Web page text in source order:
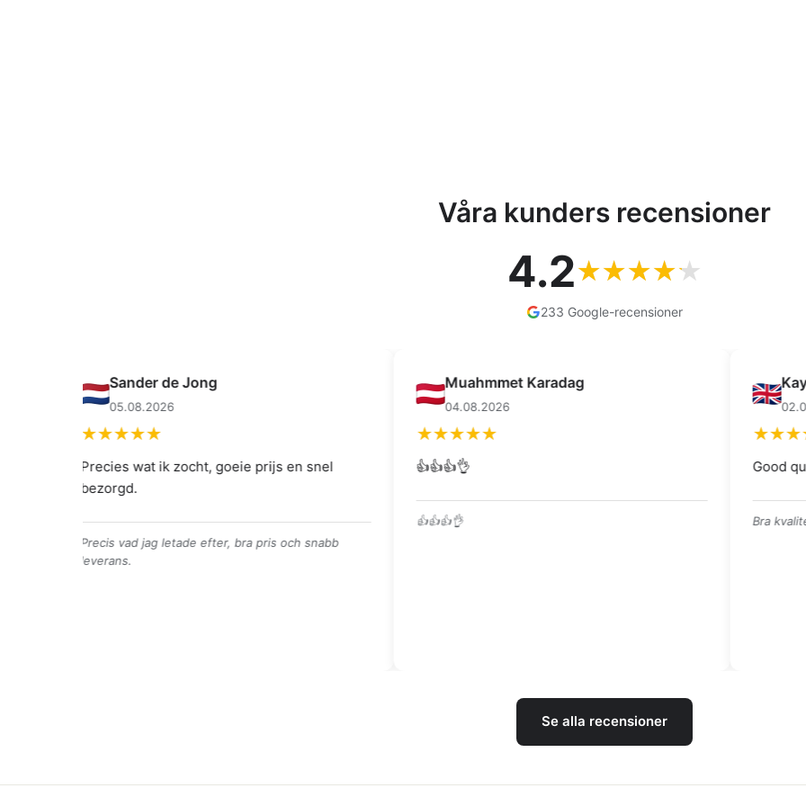
Våra kunders recensioner
4.2
233 Google-recensioner
Muahmmet Karadag
04.08.2026
👍👍👍👌
👍👍👍👌
Kay Dean
02.08.2026
Good quality trough, great price 👍
Bra kvalitet på tråget, bra pris 👍
Se alla recensioner